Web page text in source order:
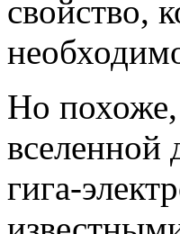
свойство,
Но
вселенной
гига-